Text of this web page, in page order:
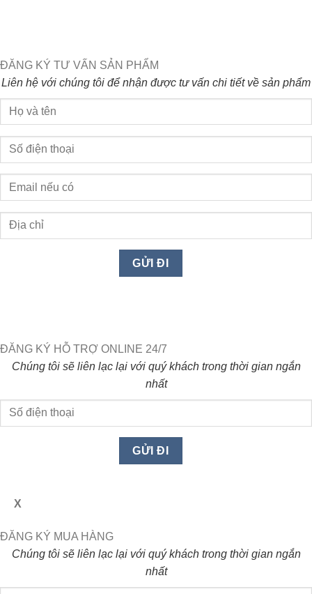
ĐĂNG KÝ TƯ VẤN SẢN PHẨM
Liên hệ với chúng tôi để nhận được tư vấn chi tiết về sản phẩm
ĐĂNG KÝ HỖ TRỢ ONLINE 24/7
Chúng tôi sẽ liên lạc lại với quý khách trong thời gian ngắn
nhất
X
ĐĂNG KÝ MUA HÀNG
Chúng tôi sẽ liên lạc lại với quý khách trong thời gian ngắn
nhất